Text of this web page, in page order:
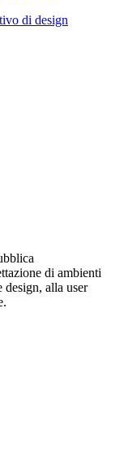
di design
di ambienti
alla user